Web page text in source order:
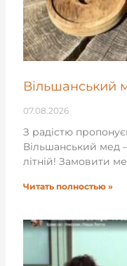
Вільшанський
07.08.2026
З радістю
Вільшанський мед
літній! Замовити
Читать полностью »